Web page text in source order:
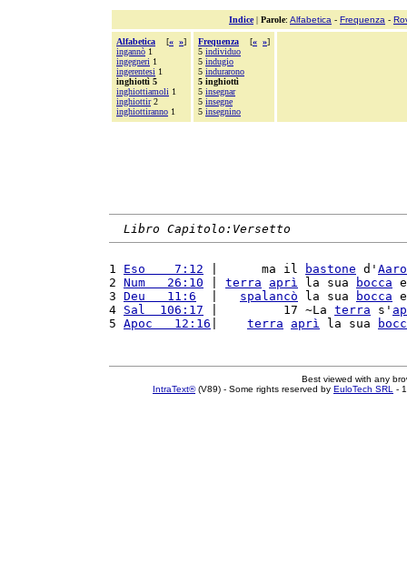
Indice| Parole: Alfabetica - Frequenza -
Alfabetica [« »]
ingannò 1
ingegneri 1
ingerentesi 1
inghiottì 5
inghiottiamoli 1
inghiottir2
inghiottiranno 1
Frequenza [« »]
5 individuo
5 indugio
5 indurarono
5 inghiottì
5 insegnar
5 insegne
5 insegnino
Libro Capitolo:Versetto
1 Eso    7:12 |      ma il bastone d'
2 Num   26:10 terra aprì la sua bocca
3 Deu   11:6 spalancò la sua bocca
4 Sal  106:17 |         17 ~La terra s'
5 Apoc   12:16 terra aprì la sua
Best viewed with any
IntraText®(V89) - Some rights reserved by EuloTech SRL -